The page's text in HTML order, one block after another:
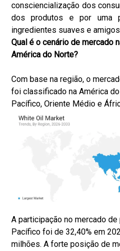
consciencialização dos
dos produtos e por uma
ingredientes suaves e
Qual é o cenário de mercado
América do Norte?
Com base na região, o
foi classificado na América
Pacífico, Oriente Médio e
A participação no mercado
Pacífico foi de 32,40% em
milhões. A forte posição de